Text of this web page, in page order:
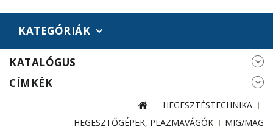
KATEGÓRIÁK
KATALÓGUS
CÍMKÉK
HEGESZTÉSTECHNIKA
HEGESZTŐGÉPEK, PLAZMAVÁGÓK
MIG/MAG